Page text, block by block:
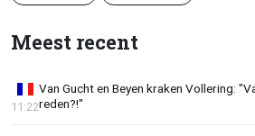
Meest recent
Van Gucht en Beyen kraken Vollering:
reden?!"
11:22